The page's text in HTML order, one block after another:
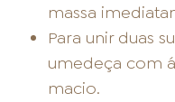
massa
Para unir duas
umedeça com
macio.